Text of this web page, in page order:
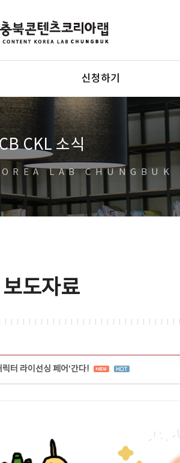
신청하기
CKL 소식
LAB CHUNGBUK
보도자료
터 라이선싱 페어’간다!